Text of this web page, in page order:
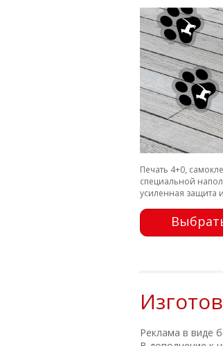
Печать 4+0,
специальной
усиленная защита
Реклама в виде